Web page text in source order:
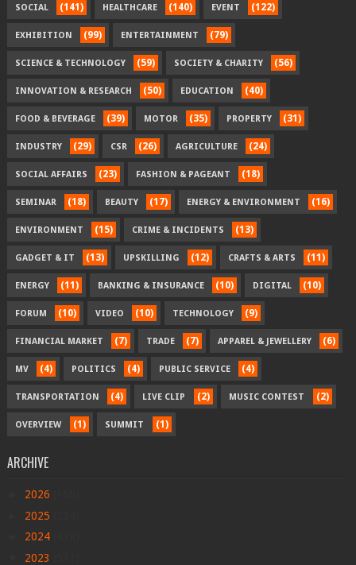
SOCIAL (141) HEALTHCARE (140) EVENT (122)
EXHIBITION (99) ENTERTAINMENT (79)
SCIENCE & TECHNOLOGY (59) SOCIETY & CHARITY (56)
INNOVATION & RESEARCH (50) EDUCATION (40)
FOOD & BEVERAGE (39) MOTOR (35) PROPERTY (31)
INDUSTRY (29) CSR (26) AGRICULTURE (24)
SOCIAL AFFAIRS (23) FASHION & PAGEANT (18)
SEMINAR (18) BEAUTY (17) ENERGY & ENVIRONMENT (16)
ENVIRONMENT (15) CRIME & INCIDENTS (13)
GADGET & IT (13) UPSKILLING (12) CRAFTS & ARTS (11)
ENERGY (11) BANKING & INSURANCE (10) DIGITAL (10)
FORUM (10) VIDEO (10) TECHNOLOGY (9)
FINANCIAL MARKET (7) TRADE (7) APPAREL & JEWELLERY (6)
MV (4) POLITICS (4) PUBLIC SERVICE (4)
TRANSPORTATION (4) LIVE CLIP (2) MUSIC CONTEST (2)
OVERVIEW (1) SUMMIT (1)
ARCHIVE
2026
2025
2024
2023